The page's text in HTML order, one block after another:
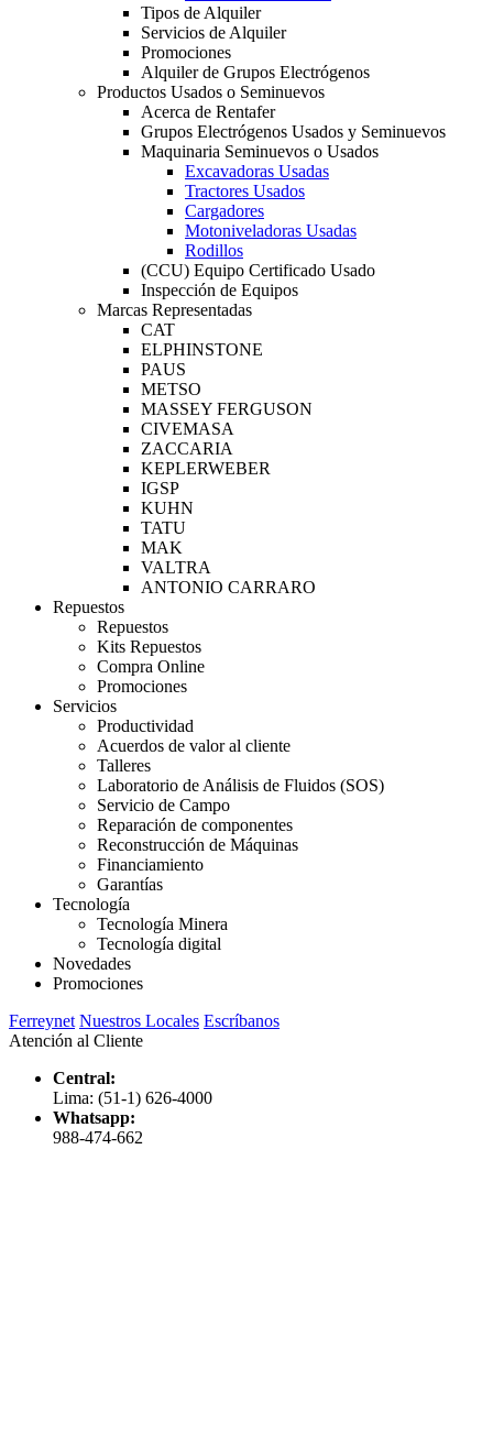
Tipos de Alquiler
Servicios de Alquiler
Promociones
Alquiler de Grupos Electrógenos
Productos Usados o Seminuevos
Acerca de Rentafer
Grupos Electrógenos Usados y Seminuevos
Maquinaria Seminuevos o Usados
Excavadoras Usadas
Tractores Usados
Cargadores
Motoniveladoras Usadas
Rodillos
(CCU) Equipo Certificado Usado
Inspección de Equipos
Marcas Representadas
CAT
ELPHINSTONE
PAUS
METSO
MASSEY FERGUSON
CIVEMASA
ZACCARIA
KEPLERWEBER
IGSP
KUHN
TATU
MAK
VALTRA
ANTONIO CARRARO
Repuestos
Repuestos
Kits Repuestos
Compra Online
Promociones
Servicios
Productividad
Acuerdos de valor al cliente
Talleres
Laboratorio de Análisis de Fluidos (SOS)
Servicio de Campo
Reparación de componentes
Reconstrucción de Máquinas
Financiamiento
Garantías
Tecnología
Tecnología Minera
Tecnología digital
Novedades
Promociones
Ferreynet Nuestros Locales Escríbanos
Atención al Cliente
Central:
Lima: (51-1) 626-4000
Whatsapp:
988-474-662